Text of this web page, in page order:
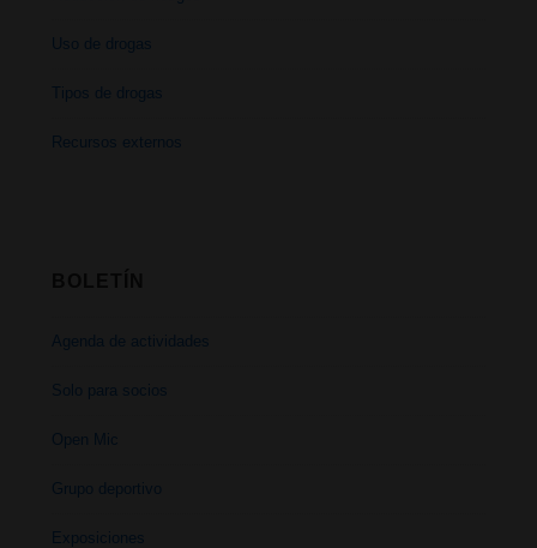
Uso de drogas
Tipos de drogas
Recursos externos
Agenda de actividades
Solo para socios
Open Mic
Grupo deportivo
Exposiciones